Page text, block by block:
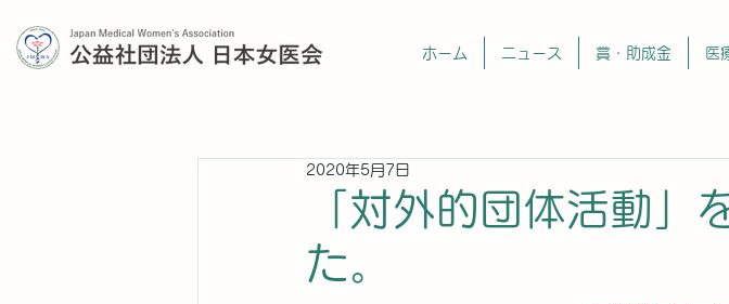
ホーム ニュース 賞・助成金 医
「対外的団体活動」
た。
2020年5月7日